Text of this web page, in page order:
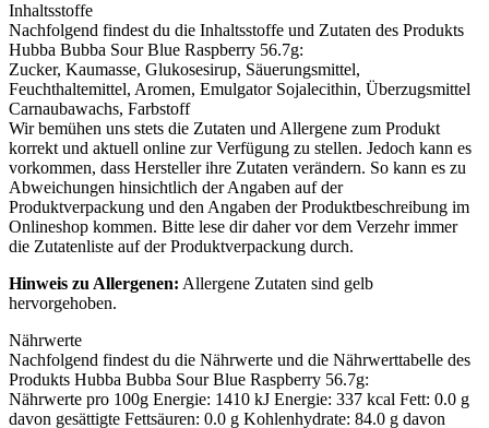
Inhaltsstoffe
Nachfolgend findest du die Inhaltsstoffe und Zutaten des Produkts
Hubba Bubba Sour Blue Raspberry 56.7g:
Zucker, Kaumasse, Glukosesirup, Säuerungsmittel,
Feuchthaltemittel, Aromen, Emulgator Sojalecithin, Überzugsmittel
Carnaubawachs, Farbstoff
Wir bemühen uns stets die Zutaten und Allergene zum Produkt
korrekt und aktuell online zur Verfügung zu stellen. Jedoch kann es
vorkommen, dass Hersteller ihre Zutaten verändern. So kann es zu
Abweichungen hinsichtlich der Angaben auf der
Produktverpackung und den Angaben der Produktbeschreibung im
Onlineshop kommen. Bitte lese dir daher vor dem Verzehr immer
die Zutatenliste auf der Produktverpackung durch.
Hinweis zu Allergenen: Allergene Zutaten sind gelb
hervorgehoben.
Nährwerte
Nachfolgend findest du die Nährwerte und die Nährwerttabelle des
Produkts Hubba Bubba Sour Blue Raspberry 56.7g:
Nährwerte pro 100g Energie: 1410 kJ Energie: 337 kcal Fett: 0.0 g
davon gesättigte Fettsäuren: 0.0 g Kohlenhydrate: 84.0 g davon